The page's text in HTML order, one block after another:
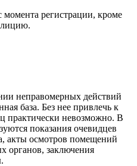
момента регистрации, кроме
неправомерных действий
база. Без нее привлечь к
практически невозможно. В
показания очевидцев
акты осмотров помещений
органов, заключения